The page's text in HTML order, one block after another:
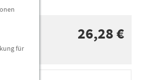
26,28 €
für